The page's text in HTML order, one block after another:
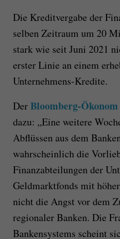
Die Kreditvergabe der
selben Zeitraum um 20
stark wie seit Juni 2021
erster Linie aneinem
Unternehmens-Kredite.
DerBloomberg-Ökonom
dazu: „Eine weitere
Abflüssen aus dem
wahrscheinlich die
Finanzabteilungen der
Geldmarktfonds mit
nicht die Angst vor dem
regionaler Banken. Die
Bankensystems scheint